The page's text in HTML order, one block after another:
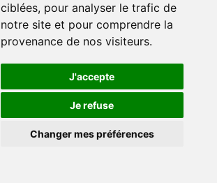
ciblées, pour analyser le trafic de
notre site et pour comprendre la
provenance de nos visiteurs.
J'accepte
Je refuse
Changer mes préférences